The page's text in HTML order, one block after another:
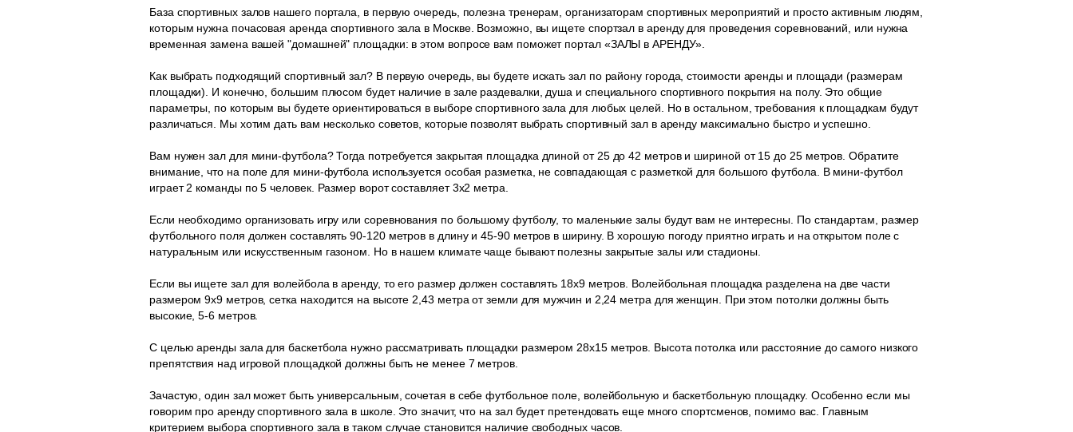
База спортивных залов нашего портала, в первую очередь, полезна тренерам, организаторам спортивных мероприятий и просто активным людям,
которым нужна почасовая аренда спортивного зала в Москве. Возможно, вы ищете спортзал в аренду для проведения соревнований, или нужна
временная замена вашей "домашней" площадки: в этом вопросе вам поможет портал «ЗАЛЫ в АРЕНДУ».
Как выбрать подходящий спортивный зал? В первую очередь, вы будете искать зал по району города, стоимости аренды и площади (размерам
площадки). И конечно, большим плюсом будет наличие в зале раздевалки, душа и специального спортивного покрытия на полу. Это общие
параметры, по которым вы будете ориентироваться в выборе спортивного зала для любых целей. Но в остальном, требования к площадкам будут
различаться. Мы хотим дать вам несколько советов, которые позволят выбрать спортивный зал в аренду максимально быстро и успешно.
Вам нужен зал для мини-футбола? Тогда потребуется закрытая площадка длиной от 25 до 42 метров и шириной от 15 до 25 метров. Обратите
внимание, что на поле для мини-футбола используется особая разметка, не совпадающая с разметкой для большого футбола. В мини-футбол
играет 2 команды по 5 человек. Размер ворот составляет 3х2 метра.
Если необходимо организовать игру или соревнования по большому футболу, то маленькие залы будут вам не интересны. По стандартам, размер
футбольного поля должен составлять 90-120 метров в длину и 45-90 метров в ширину. В хорошую погоду приятно играть и на открытом поле с
натуральным или искусственным газоном. Но в нашем климате чаще бывают полезны закрытые залы или стадионы.
Если вы ищете зал для волейбола в аренду, то его размер должен составлять 18х9 метров. Волейбольная площадка разделена на две части
размером 9х9 метров, сетка находится на высоте 2,43 метра от земли для мужчин и 2,24 метра для женщин. При этом потолки должны быть
высокие, 5-6 метров.
С целью аренды зала для баскетбола нужно рассматривать площадки размером 28х15 метров. Высота потолка или расстояние до самого низкого
препятствия над игровой площадкой должны быть не менее 7 метров.
Зачастую, один зал может быть универсальным, сочетая в себе футбольное поле, волейбольную и баскетбольную площадку. Особенно если мы
говорим про аренду спортивного зала в школе. Это значит, что на зал будет претендовать еще много спортсменов, помимо вас. Главным
критерием выбора спортивного зала в таком случае становится наличие свободных часов.